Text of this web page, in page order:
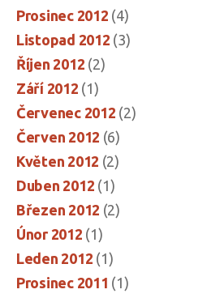
Prosinec 2012 (4)
Listopad 2012 (3)
Říjen 2012 (2)
Září 2012 (1)
Červenec 2012 (2)
Červen 2012 (6)
Květen 2012 (2)
Duben 2012 (1)
Březen 2012 (2)
Únor 2012 (1)
Leden 2012 (1)
Prosinec 2011 (1)